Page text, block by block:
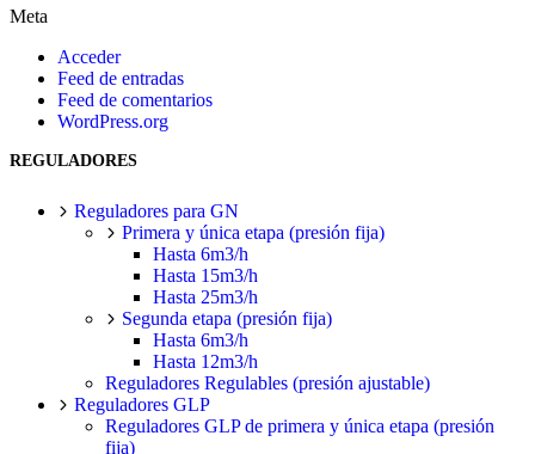
Meta
Acceder
Feed de entradas
Feed de comentarios
WordPress.org
REGULADORES
Reguladores para GN
Primera y única etapa (presión fija)
Hasta 6m3/h
Hasta 15m3/h
Hasta 25m3/h
Segunda etapa (presión fija)
Hasta 6m3/h
Hasta 12m3/h
Reguladores Regulables (presión ajustable)
Reguladores GLP
Reguladores GLP de primera y única etapa (presión
fija)